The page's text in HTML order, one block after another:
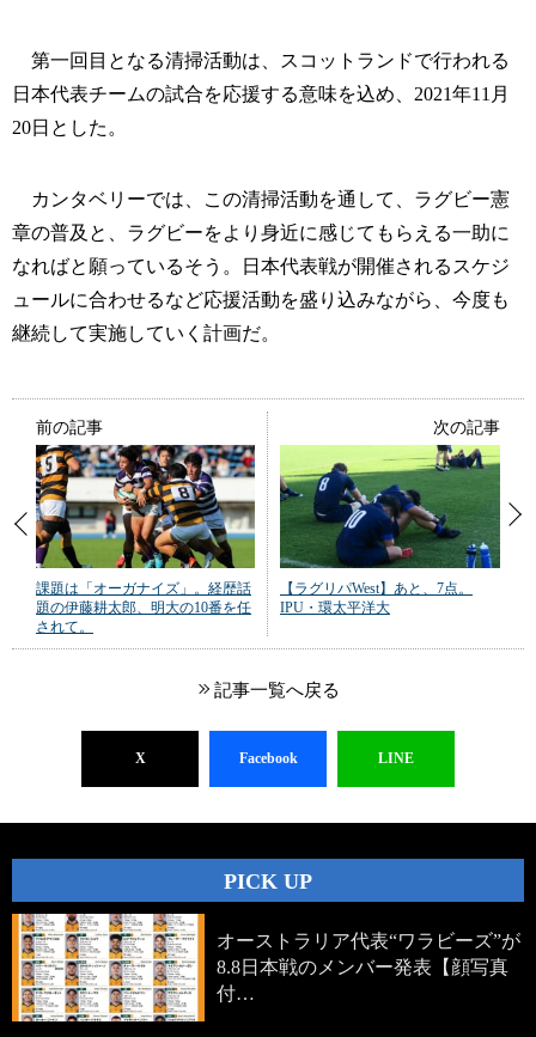
第一回目となる清掃活動は、スコットランドで行われる
日本代表チームの試合を応援する意味を込め、2021年11月
20日とした。
カンタベリーでは、この清掃活動を通して、ラグビー憲
章の普及と、ラグビーをより身近に感じてもらえる一助に
なればと願っているそう。日本代表戦が開催されるスケジ
ュールに合わせるなど応援活動を盛り込みながら、今度も
継続して実施していく計画だ。
前の記事
課題は「オーガナイズ」。経歴話
題の伊藤耕太郎、明大の10番を任
されて。
次の記事
【ラグリパWest】あと、7点。
IPU・環太平洋大
記事一覧へ戻る
X Facebook LINE
PICK UP
オーストラリア代表“ワラビーズ”が
8.8日本戦のメンバー発表【顔写真
付…